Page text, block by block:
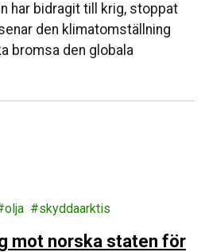
har bidragit till krig, stoppat
den klimatomställning
bromsa den globala
olja skyddaarktis
mot norska staten för